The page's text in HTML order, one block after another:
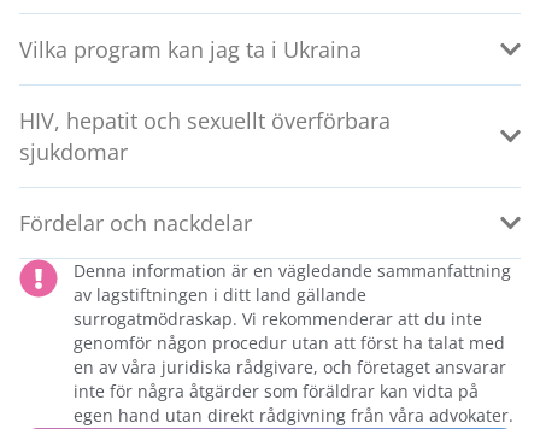
Vilka program kan jag ta i Ukraina
HIV, hepatit och sexuellt överförbara
sjukdomar
Fördelar och nackdelar
Denna information är en vägledande sammanfattning
av lagstiftningen i ditt land gällande
surrogatmödraskap. Vi rekommenderar att du inte
genomför någon procedur utan att först ha talat med
en av våra juridiska rådgivare, och företaget ansvarar
inte för några åtgärder som föräldrar kan vidta på
egen hand utan direkt rådgivning från våra advokater.